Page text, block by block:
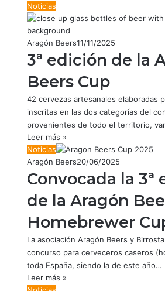
Noticias
Aragón Beers11/11/2025
3ª edición de la
Beers Cup
42 cervezas artesanales elaboradas
inscritas en las dos categorías del
provenientes de todo el territorio,
Leer más »
Noticias
Aragón Beers20/06/2025
Convocada la 3ª
de la Aragón
Homebrewer
La asociación Aragón Beers y
concurso para cerveceros caseros
toda España, siendo la de este año…
Leer más »